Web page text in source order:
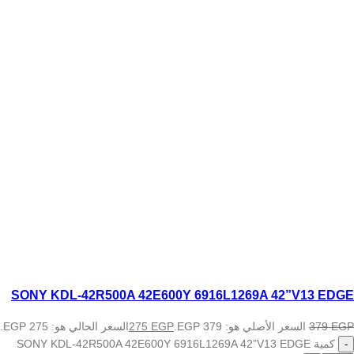
SONY KDL-42R500A 42E600Y 6916L1269A 42”V13 EDGE
379EGP السعر الأصلي هو: 379 EGP. 275 EGP
السعر الحالي هو: 275 EGP.
كمية SONY KDL-42R500A 42E600Y 6916L1269A 42”V13 EDGE